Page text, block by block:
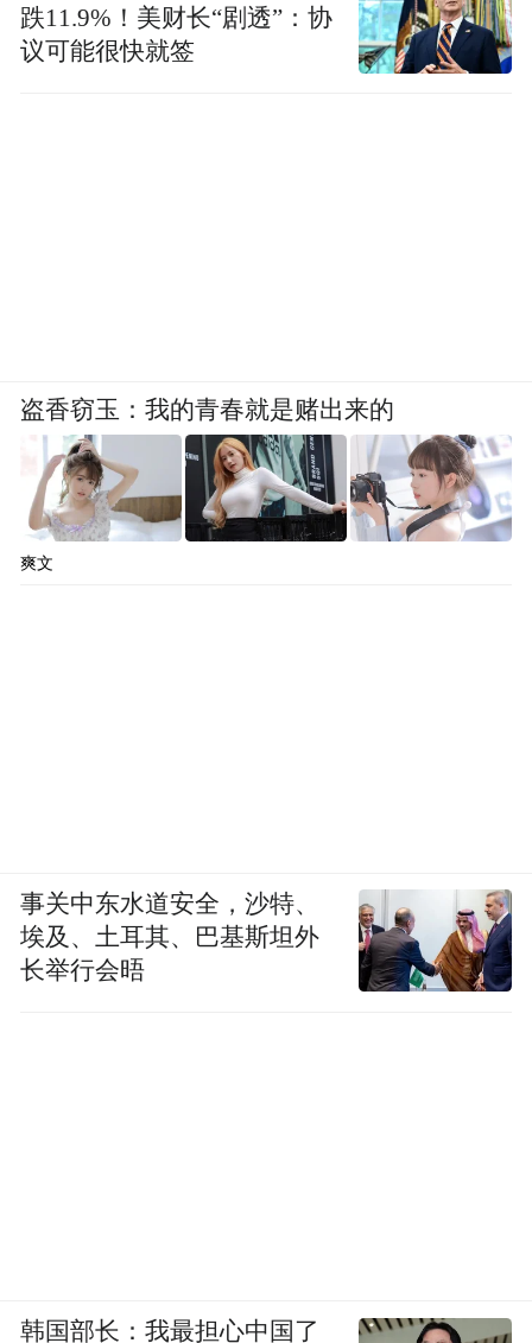
跌11.9%！美财长“剧透”：协
议可能很快就签
盗香窃玉：我的青春就是赌出来的
爽文
事关中东水道安全，沙特、
埃及、土耳其、巴基斯坦外
长举行会晤
韩国部长：我最担心中国了